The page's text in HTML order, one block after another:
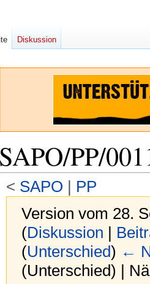
SAPO/PP/
< SAPO ‎ | PP
Version vom 28.
(Diskussion |
(Unterschied) ←
(Unterschied) |
Diskussion